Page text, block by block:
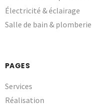
Électricité & éclairage
Salle de bain & plomberie
PAGES
Services
Réalisation